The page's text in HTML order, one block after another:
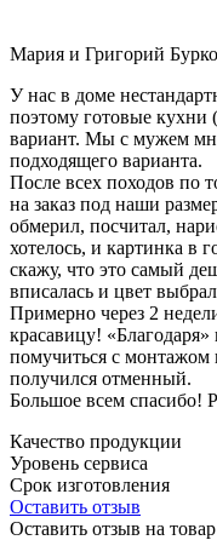
Мария и Григорий
У нас в доме
поэтому готовые
вариант. Мы с мужем
подходящего варианта.
После всех походов по
на заказ под наши
обмерил, посчитал,
хотелось, и картинка в
скажу, что это самый
вписалась и цвет
Примерно через 2
красавицу!
помучиться с монтажом
получился отменный.
Большое всем спасибо!
Качество продукции
Уровень сервиса
Срок изготовления
Оставить отзыв
Оставить отзыв на